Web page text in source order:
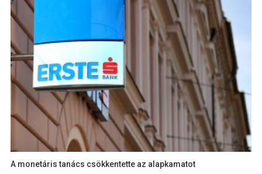
A monetáris tanács csökkentette az alapkamatot